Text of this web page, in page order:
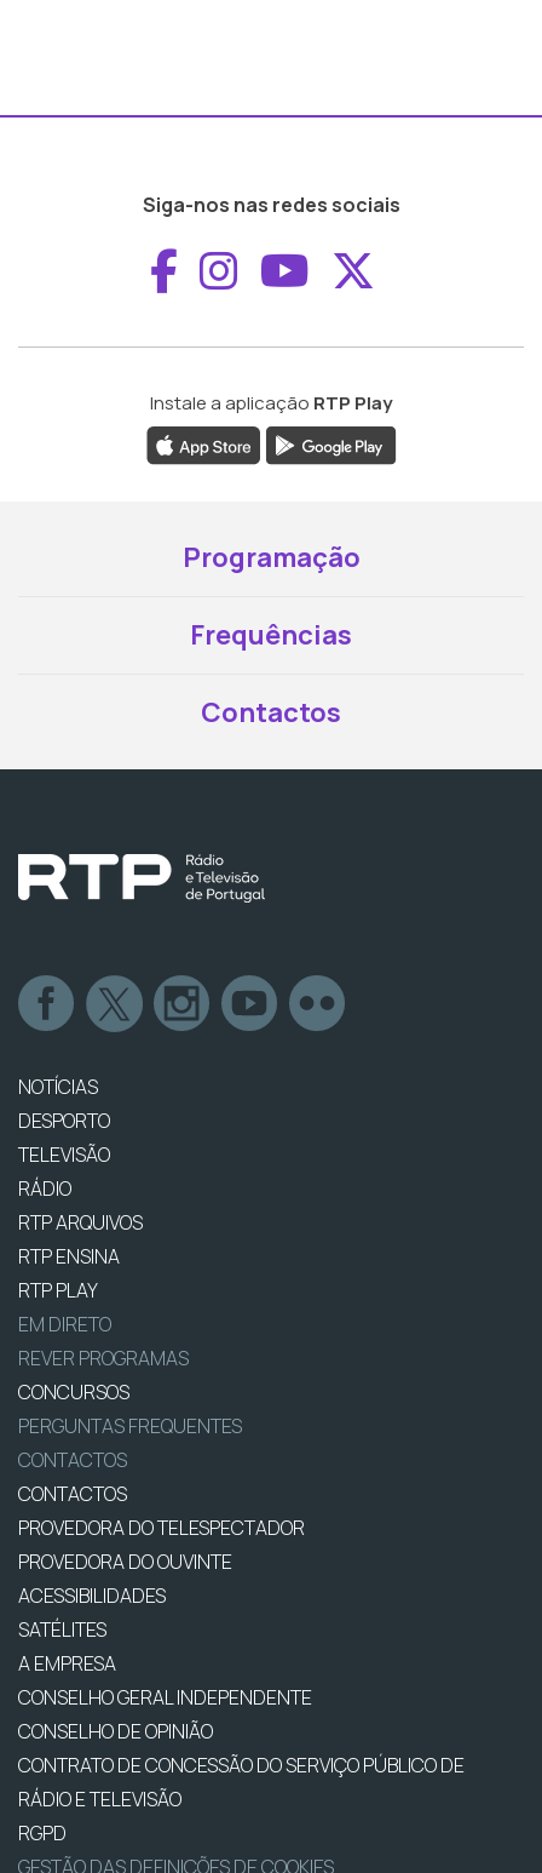
Siga-nos nas redes sociais
Aceder ao
Aceder ao
Aceder ao
Instale a aplicação RTP Play
Programação
Frequências
Contactos
NOTÍCIAS
DESPORTO
TELEVISÃO
RÁDIO
RTP ARQUIVOS
RTP ENSINA
RTP PLAY
EM DIRETO
REVER PROGRAMAS
CONCURSOS
PERGUNTAS FREQUENTES
CONTACTOS
CONTACTOS
PROVEDORA DO TELESPECTADOR
PROVEDORA DO OUVINTE
ACESSIBILIDADES
SATÉLITES
A EMPRESA
CONSELHO GERAL INDEPENDENTE
CONSELHO DE OPINIÃO
CONTRATO DE CONCESSÃO DO SERVIÇO PÚBLICO DE
RÁDIO E TELEVISÃO
RGPD
GESTÃO DAS DEFINIÇÕES DE COOKIES